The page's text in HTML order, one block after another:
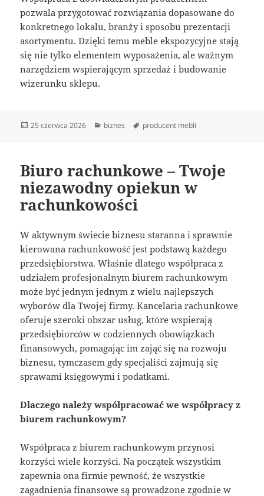
pozwala przygotować rozwiązania dopasowane do
konkretnego lokalu, branży i sposobu prezentacji
asortymentu. Dzięki temu meble ekspozycyjne stają
się nie tylko elementem wyposażenia, ale ważnym
narzędziem wspierającym sprzedaż i budowanie
wizerunku sklepu.
Data
25 czerwca 2026 Kategorie
biznes Tagi
producent mebli
Biuro rachunkowe – Twoje
niezawodny opiekun w
rachunkowości
W aktywnym świecie biznesu staranna i sprawnie
kierowana rachunkowość jest podstawą każdego
przedsiębiorstwa. Właśnie dlatego współpraca z
udziałem profesjonalnym biurem rachunkowym
może być jednym jednym z wielu najlepszych
wyborów dla Twojej firmy. Kancelaria rachunkowe
oferuje szeroki obszar usług, które wspierają
przedsiębiorców w codziennych obowiązkach
finansowych, pomagając im zająć się na rozwoju
biznesu, tymczasem gdy specjaliści zajmują się
sprawami księgowymi i podatkami.
Dlaczego należy współpracować we współpracy z
biurem rachunkowym?
Współpraca z biurem rachunkowym przynosi
korzyści wiele korzyści. Na początek wszystkim
zapewnia ona firmie pewność, że wszystkie
zagadnienia finansowe są prowadzone zgodnie w